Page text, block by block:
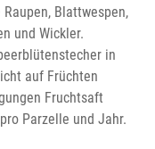
Blattwespen,
und Wickler.
in
auf Früchten
Fruchtsaft
Parzelle und Jahr.